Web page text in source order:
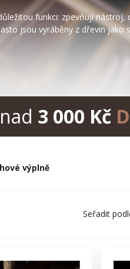
funkci: zpevňují nástroj,
jsou vyráběny z dřevin jako
3 000 Kč
výplně
Seřadit